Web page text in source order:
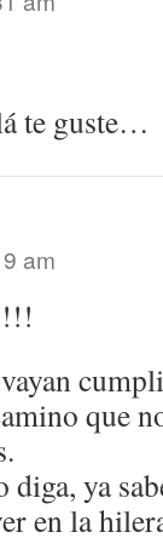
te guste…
am
que
diga, ya
en la